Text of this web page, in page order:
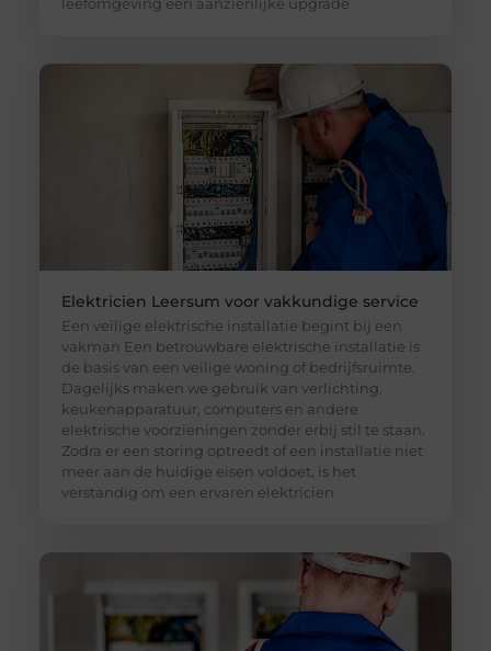
leefomgeving een aanzienlijke upgrade
Elektricien Leersum voor vakkundige service
Een veilige elektrische installatie begint bij een
vakman Een betrouwbare elektrische installatie is
de basis van een veilige woning of bedrijfsruimte.
Dagelijks maken we gebruik van verlichting,
keukenapparatuur, computers en andere
elektrische voorzieningen zonder erbij stil te staan.
Zodra er een storing optreedt of een installatie niet
meer aan de huidige eisen voldoet, is het
verstandig om een ervaren elektricien